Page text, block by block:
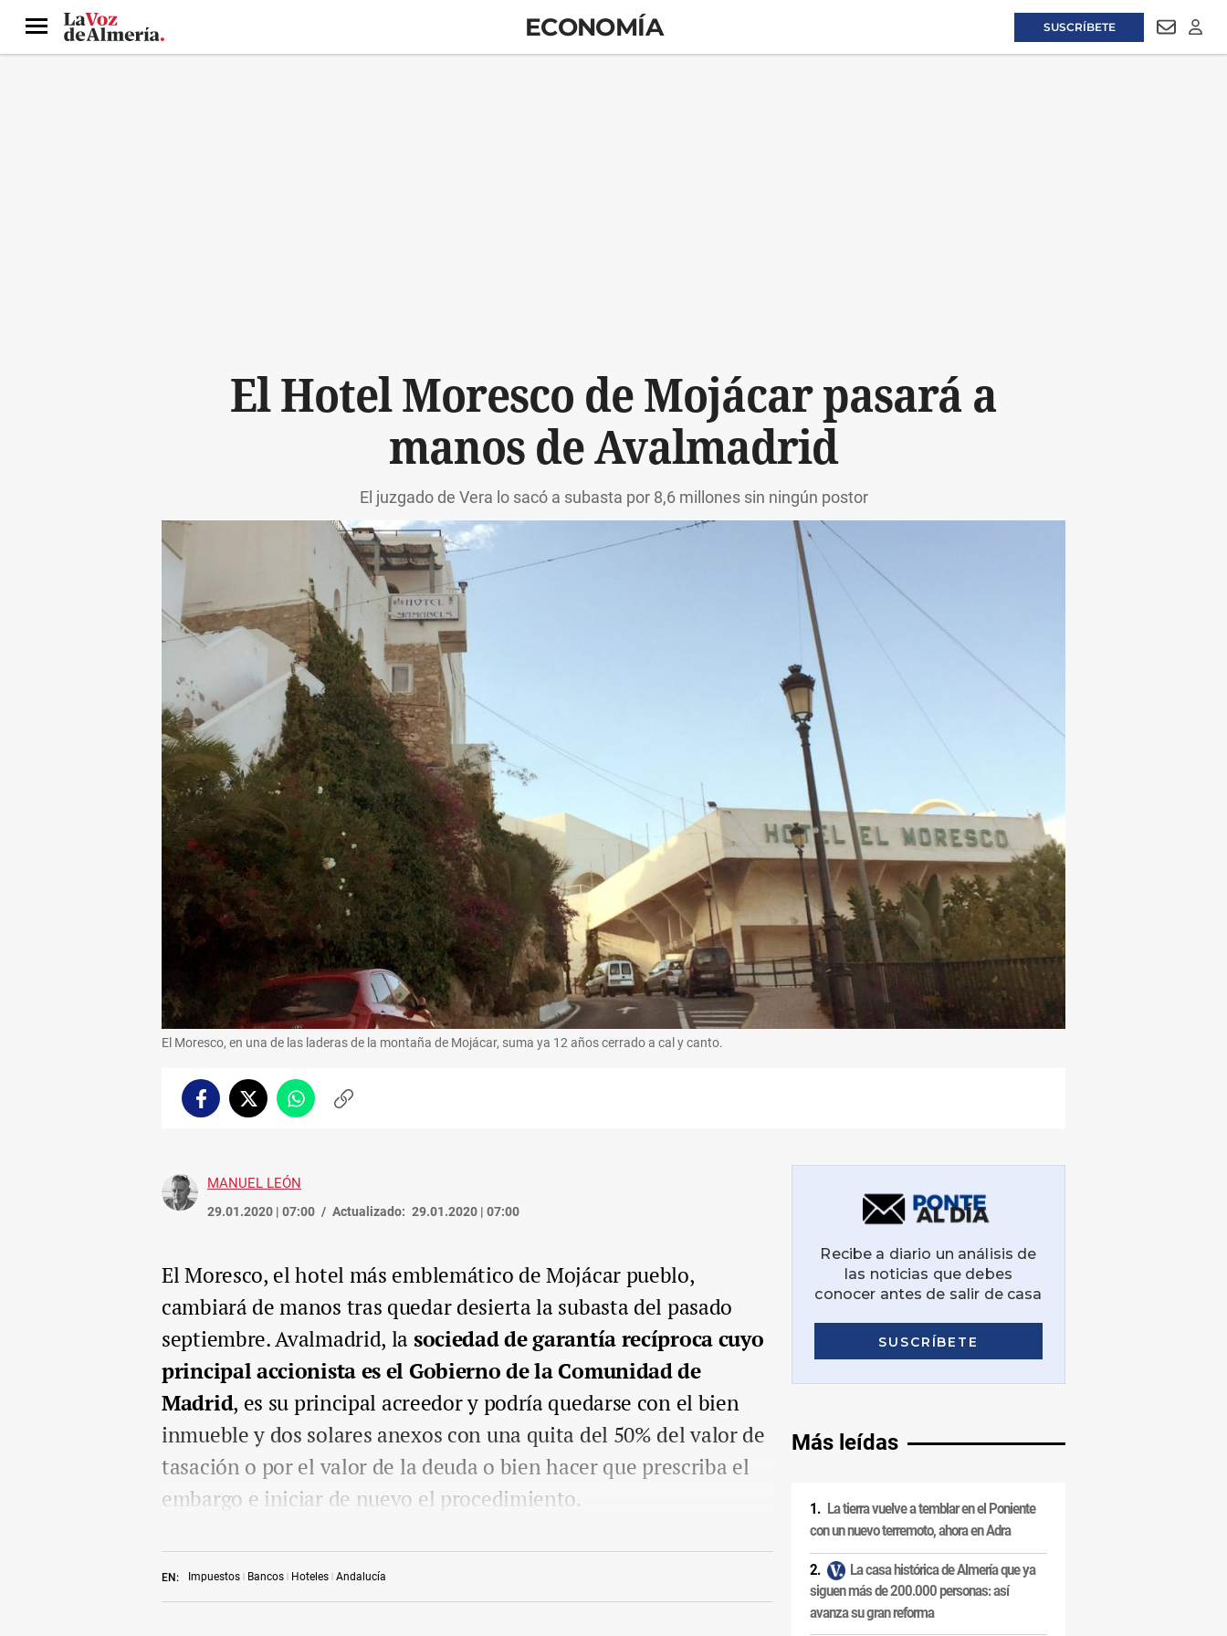
SUSCRÍBETE
Menú ECONOMÍA
El Hotel Moresco de Mojácar pasará a
manos de Avalmadrid
El juzgado de Vera lo sacó a subasta por 8,6 millones sin ningún postor
El Moresco, en una de las laderas de la montaña de Mojácar, suma ya 12 años cerrado a cal y canto.
FacebookTwitterWhatsappCopiar
MANUEL LEÓN
29.01.2020 | 07:00 Actualizado: 29.01.2020 | 07:00
EN: Impuestos Bancos Hoteles Andalucía
El Moresco, el hotel más emblemático de Mojácar pueblo,
cambiará de manos tras quedar desierta la subasta del pasado
septiembre. Avalmadrid, la sociedad de garantía recíproca cuyo
principal accionista es el Gobierno de la Comunidad de
Madrid, es su principal acreedor y podría quedarse con el bien
inmueble y dos solares anexos con una quita del 50% del valor de
tasación o por el valor de la deuda o bien hacer que prescriba el
embargo e iniciar de nuevo el procedimiento.
Más leídas
La tierra vuelve a temblar en el Poniente
con un nuevo terremoto, ahora en Adra
La casa histórica de Almería que ya
siguen más de 200.000 personas: así
avanza su gran reforma